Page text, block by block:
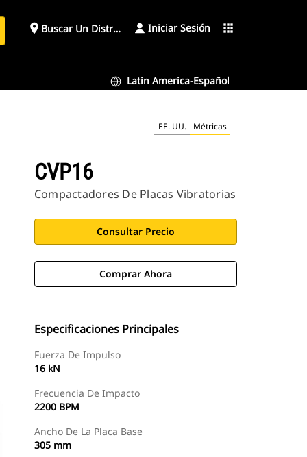
place Buscar Un Distribuidor Iniciar Sesión apps
Latin America-Español
EE. UU. Métricas
CVP16
Compactadores De Placas Vibratorias
Consultar Precio
Comprar Ahora
Especificaciones Principales
Fuerza De Impulso
16 kN
Frecuencia De Impacto
2200 BPM
Ancho De La Placa Base
305 mm